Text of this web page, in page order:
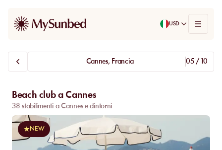
USD
Cannes, Francia 05 / 10
Beach club a Cannes
38 stabilimenti a Cannes e dintorni
NEW